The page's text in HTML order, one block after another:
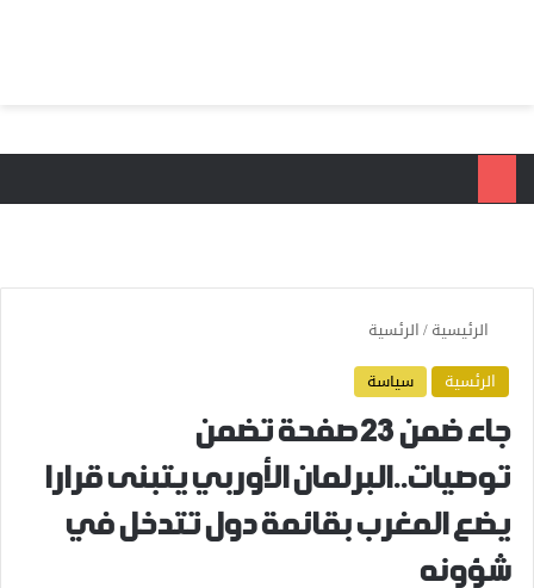
الرئيسية/الرئسية
الرئسية
سياسة
جاء ضمن 23 صفحة تضمن
توصيات..البرلمان الأوربي يتبنى قرارا
يضع المغرب بقائمة دول تتدخل في
شؤونه